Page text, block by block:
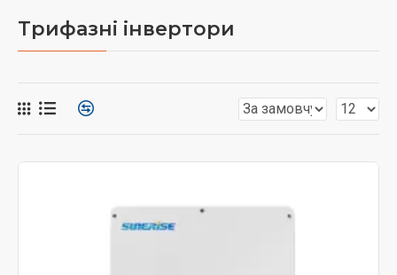
Трифазні інвертори